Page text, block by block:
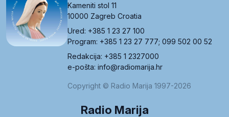
Kameniti stol 11
10000 Zagreb Croatia
Ured: +385 1 23 27 100
Program: +385 1 23 27 777; 099 502 00 52
Redakcija: +385 1 2327000
e-pošta: info@radiomarija.hr
Copyright © Radio Marija 1997-2026
Radio Marija